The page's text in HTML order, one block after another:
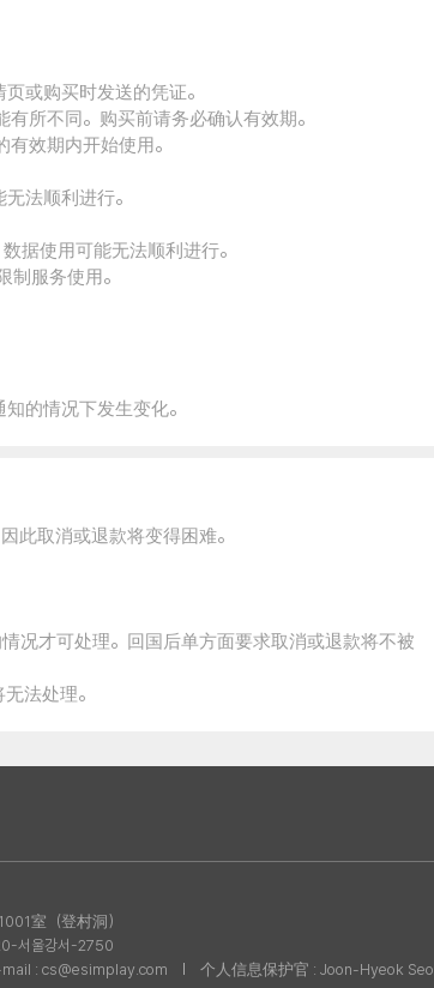
或购买时发送的凭证。
所不同。购买前请务必确认有效期。
效期内开始使用。
法顺利进行。
据使用可能无法顺利进行。
服务使用。
的情况下发生变化。
此取消或退款将变得困难。
况才可处理。回国后单方面要求取消或退款将不被
法处理。
室（登村洞）
서울강서-2750
: cs@esimplay.com 个人信息保护官 : Joon-Hyeok Seo